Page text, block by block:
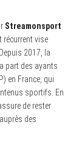
Streamonsport
récurrent vise
2017, la
part des ayants
en France, qui
sportifs. En
de rester
des